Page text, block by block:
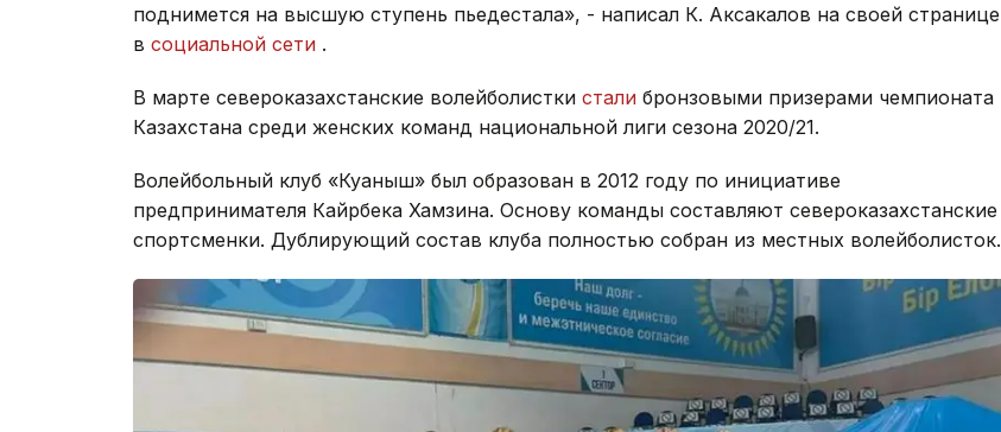
поднимется на высшую ступень пьедестала», - написал К. Аксакалов на своей странице
в социальной сети .
В марте североказахстанские волейболистки стали бронзовыми призерами чемпионата
Казахстана среди женских команд национальной лиги сезона 2020/21.
Волейбольный клуб «Куаныш» был образован в 2012 году по инициативе
предпринимателя Кайрбека Хамзина. Основу команды составляют североказахстанские
спортсменки. Дублирующий состав клуба полностью собран из местных волейболисток.